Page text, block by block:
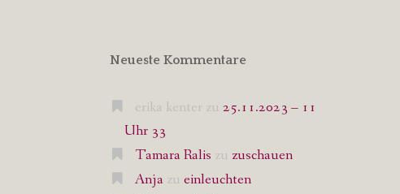
Neueste Kommentare
erika kenter zu 25.11.2023 – 11
Uhr 33
Tamara Ralis zu zuschauen
Anja zu einleuchten